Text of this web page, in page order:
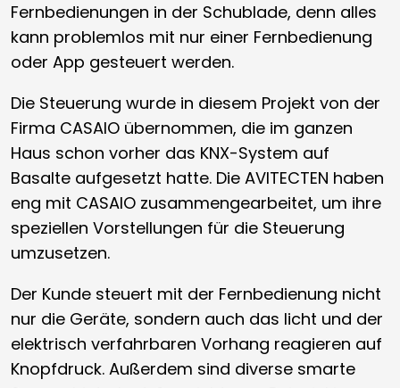
Fernbedienungen in der Schublade, denn alles
kann problemlos mit nur einer Fernbedienung
oder App gesteuert werden.
Die Steuerung wurde in diesem Projekt von der
Firma CASAIO übernommen, die im ganzen
Haus schon vorher das KNX-System auf
Basalte aufgesetzt hatte. Die AVITECTEN haben
eng mit CASAIO zusammengearbeitet, um ihre
speziellen Vorstellungen für die Steuerung
umzusetzen.
Der Kunde steuert mit der Fernbedienung nicht
nur die Geräte, sondern auch das licht und der
elektrisch verfahrbaren Vorhang reagieren auf
Knopfdruck. Außerdem sind diverse smarte